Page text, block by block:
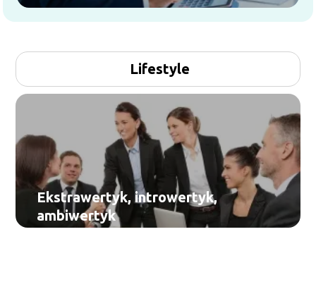
Lifestyle
Ekstrawertyk, introwertyk,
ambiwertyk